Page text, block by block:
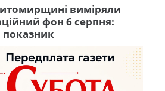
виміряли
фон 6 серпня: